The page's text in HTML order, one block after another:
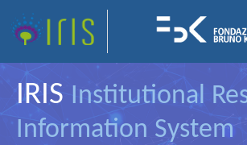
IRIS Institutional
Information System